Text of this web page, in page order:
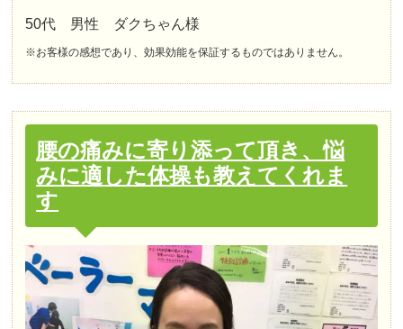
50代 男性 ダクちゃん様
※お客様の感想であり、効果効能を保証するものではありません。
腰の痛みに寄り添って頂き、悩
みに適した体操も教えてくれま
す